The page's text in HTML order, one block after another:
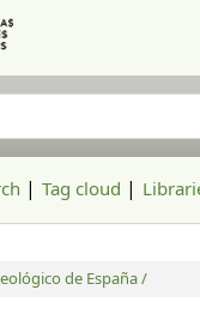
catalog
Tag cloud
de España /